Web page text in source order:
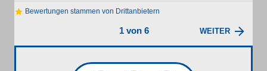
Bewertungen stammen von Drittanbietern
1 von 6 WEITER